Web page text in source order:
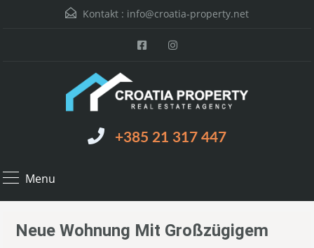
Kontakt : info@croatia-property.net
+385 21 317 447
Menu
Neue Wohnung Mit Großzügigem